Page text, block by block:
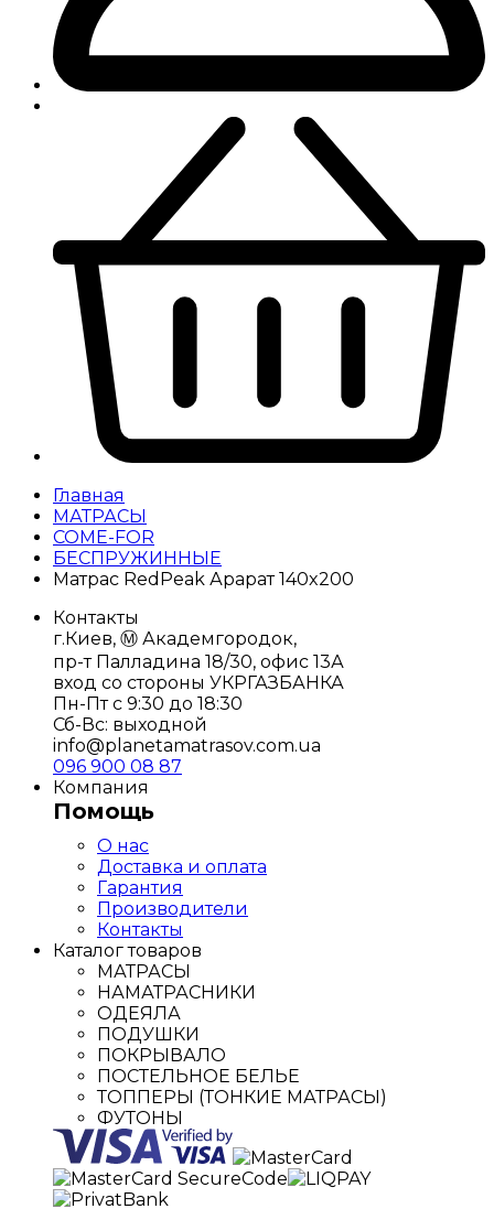
Главная
МАТРАСЫ
COME-FOR
БЕСПРУЖИННЫЕ
Матрас RedPeak Арарат 140x200
Контакты
г.Киев, Ⓜ️ Академгородок,
пр-т Палладина 18/30, офис 13А
вход со стороны УКРГАЗБАНКА
Пн-Пт с 9:30 до 18:30
Сб-Вс: выходной
info@planetamatrasov.com.ua
096 900 08 87
Компания
Помощь
О нас
Доставка и оплата
Гарантия
Производители
Контакты
Каталог товаров
МАТРАСЫ
НАМАТРАСНИКИ
ОДЕЯЛА
ПОДУШКИ
ПОКРЫВАЛО
ПОСТЕЛЬНОЕ БЕЛЬЕ
ТОППЕРЫ (ТОНКИЕ МАТРАСЫ)
ФУТОНЫ